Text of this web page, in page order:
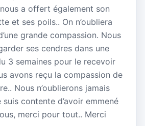
nous a offert également son
et ses poils.. On n’oubliera
grande compassion. Nous
ses cendres dans une
3 semaines pour le recevoir
avons reçu la compassion de
Nous n’oublierons jamais
contente d’avoir emmené
merci pour tout.. Merci